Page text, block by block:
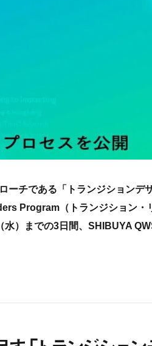
ーチである「トランジションデ
Program（トランジション・
）までの3日間、SHIBUYA